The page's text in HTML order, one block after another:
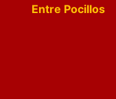
Entre Pocillos